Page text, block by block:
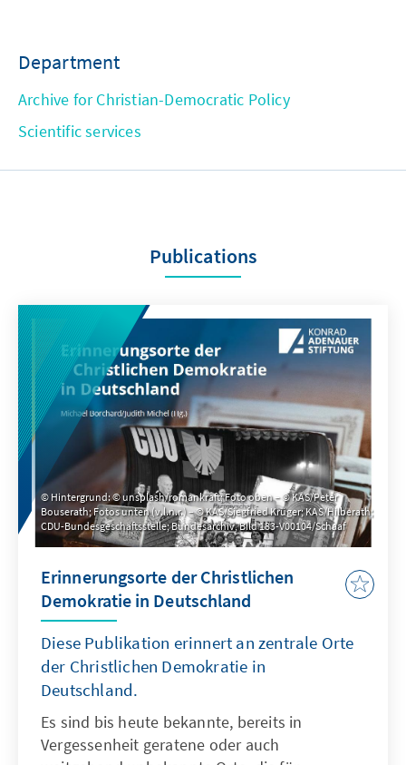
Department
Archive for Christian-Democratic Policy
Scientific services
Publications
Hintergrund: © unsplash/romankraft; Foto oben – © KAS/Peter
Bouserath; Fotos unten (v.l.n.r.) – © KAS/Siegfried Krüger; KAS/Hilberath;
CDU-Bundesgeschäftsstelle; Bundesarchiv, Bild 183-V00104/Schaaf
Erinnerungsorte der Christlichen
Demokratie in Deutschland
Diese Publikation erinnert an zentrale Orte
der Christlichen Demokratie in
Deutschland.
Es sind bis heute bekannte, bereits in
Vergessenheit geratene oder auch